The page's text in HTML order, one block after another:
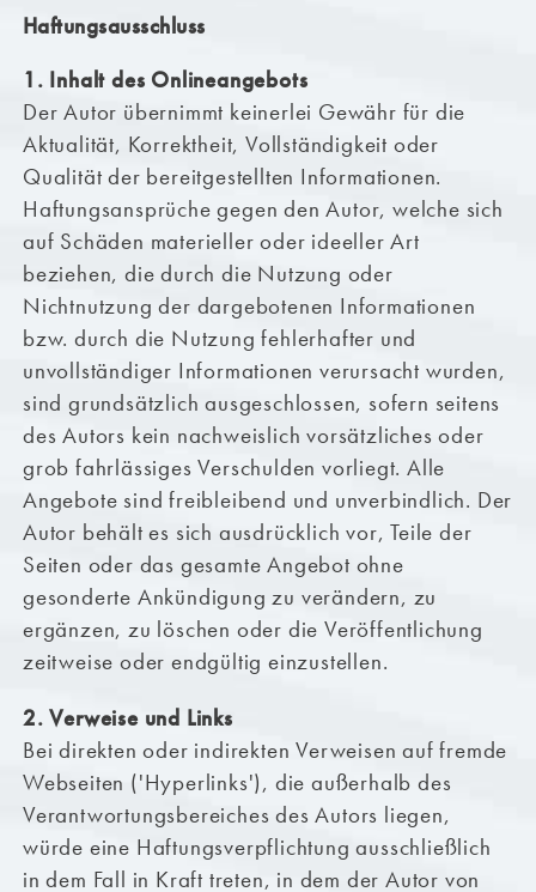
Haftungsausschluss
1. Inhalt des Onlineangebots
Der Autor übernimmt keinerlei Gewähr für die
Aktualität, Korrektheit, Vollständigkeit oder
Qualität der bereitgestellten Informationen.
Haftungsansprüche gegen den Autor, welche sich
auf Schäden materieller oder ideeller Art
beziehen, die durch die Nutzung oder
Nichtnutzung der dargebotenen Informationen
bzw. durch die Nutzung fehlerhafter und
unvollständiger Informationen verursacht wurden,
sind grundsätzlich ausgeschlossen, sofern seitens
des Autors kein nachweislich vorsätzliches oder
grob fahrlässiges Verschulden vorliegt. Alle
Angebote sind freibleibend und unverbindlich. Der
Autor behält es sich ausdrücklich vor, Teile der
Seiten oder das gesamte Angebot ohne
gesonderte Ankündigung zu verändern, zu
ergänzen, zu löschen oder die Veröffentlichung
zeitweise oder endgültig einzustellen.
2. Verweise und Links
Bei direkten oder indirekten Verweisen auf fremde
Webseiten ('Hyperlinks'), die außerhalb des
Verantwortungsbereiches des Autors liegen,
würde eine Haftungsverpflichtung ausschließlich
in dem Fall in Kraft treten, in dem der Autor von